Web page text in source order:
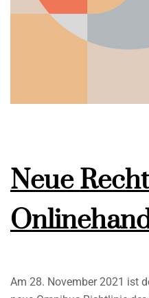
Neue
Am 28. November 2021 ist